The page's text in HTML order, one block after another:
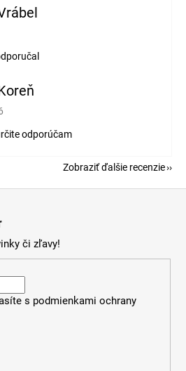
obchodu je 5 z 5 hviezdičiek.
obchodu je 5 z 5 hviezdičiek.
odporúčam
Zobraziť ďalšie recenzie
či zľavy!
s podmienkami ochrany